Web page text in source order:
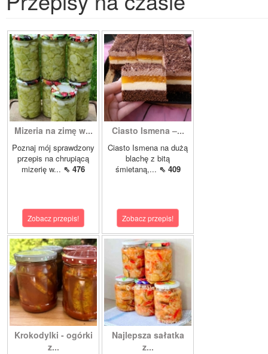
Mizeria na zimę w...
Poznaj mój sprawdzony
przepis na chrupiącą
mizerię w... ⇖ 476
Zobacz przepis!
Ciasto Ismena –...
Ciasto Ismena na dużą
blachę z bitą
śmietaną,... ⇖ 409
Zobacz przepis!
Krokodylki - ogórki
z...
Najlepsza sałatka
z...